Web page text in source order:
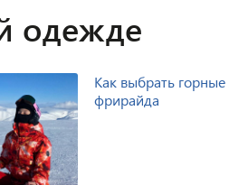
одежде
Как выбрать
фрирайда